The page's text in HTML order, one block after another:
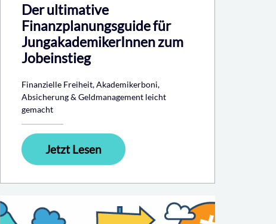
Der ultimative
Finanzplanungsguide für
JungakademikerInnen zum
Jobeinstieg
Finanzielle Freiheit, Akademikerboni,
Absicherung & Geldmanagement leicht
gemacht
Jetzt Lesen